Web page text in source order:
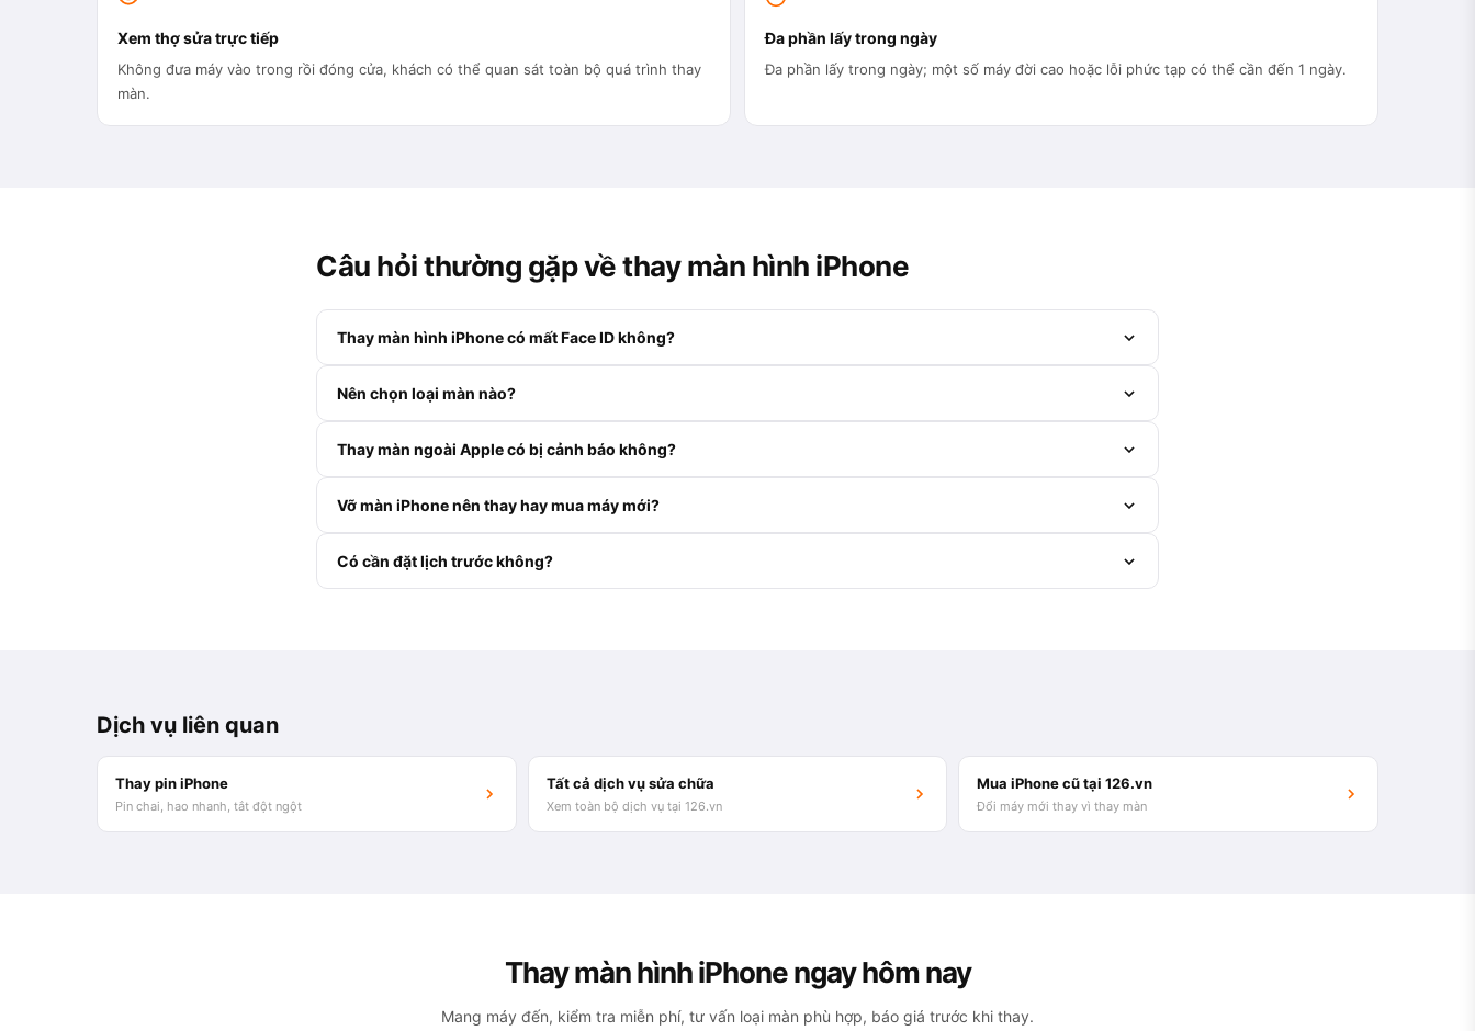
Xem thợ sửa trực tiếp
Không đưa máy vào trong rồi đóng cửa, khách có thể quan sát toàn bộ quá trình thay
màn.
Đa phần lấy trong ngày
Đa phần lấy trong ngày; một số máy đời cao hoặc lỗi phức tạp có thể cần đến 1 ngày.
Câu hỏi thường gặp về thay màn hình iPhone
Thay màn hình iPhone có mất Face ID không?
Nên chọn loại màn nào?
Thay màn ngoài Apple có bị cảnh báo không?
Vỡ màn iPhone nên thay hay mua máy mới?
Có cần đặt lịch trước không?
Dịch vụ liên quan
Thay pin iPhone
Pin chai, hao nhanh, tắt đột ngột
Tất cả dịch vụ sửa chữa
Xem toàn bộ dịch vụ tại 126.vn
Mua iPhone cũ tại 126.vn
Đổi máy mới thay vì thay màn
Thay màn hình iPhone ngay hôm nay
Mang máy đến, kiểm tra miễn phí, tư vấn loại màn phù hợp, báo giá trước khi thay.